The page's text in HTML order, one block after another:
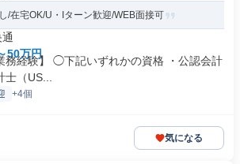
/在宅OK/U・Iターン歓迎/WEB面接可
50万円
務経験】 ◯下記いずれかの資格 ・公認会計
（US...
+4個
気になる